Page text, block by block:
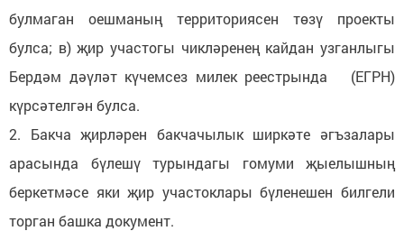
булмаган оешманың территориясен төзү проекты
булса; в) җир участогы чикләренең кайдан узганлыгы
Бердәм дәүләт күчемсез милек реестрында (ЕГРН)
күрсәтелгән булса.
2. Бакча җирләрен бакчачылык ширкәте әгъзалары
арасында бүлешү турындагы гомуми җыелышның
беркетмәсе яки җир участоклары бүленешен билгели
торган башка документ.